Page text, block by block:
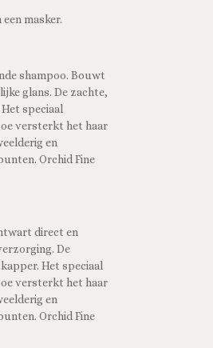
masker.
shampoo. Bouwt
glans. De zachte,
speciaal
versterkt het haar
en
Orchid Fine
direct en
De
Het speciaal
versterkt het haar
en
Orchid Fine